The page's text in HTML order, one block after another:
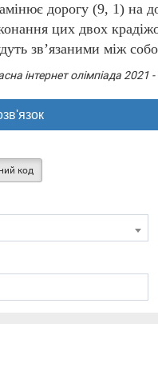
дорогу (9, 1) на
цих двох
зв’язаними між
інтернет олімпіада 2021 -
код